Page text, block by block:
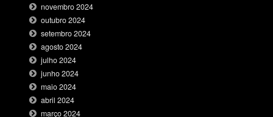
novembro 2024
outubro 2024
setembro 2024
agosto 2024
julho 2024
junho 2024
maio 2024
abril 2024
março 2024